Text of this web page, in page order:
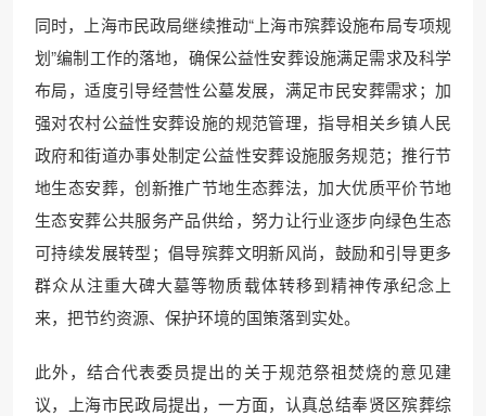
同时，上海市民政局继续推动“上海市殡葬设施布局专项规
划”编制工作的落地，确保公益性安葬设施满足需求及科学
布局，适度引导经营性公墓发展，满足市民安葬需求；加
强对农村公益性安葬设施的规范管理，指导相关乡镇人民
政府和街道办事处制定公益性安葬设施服务规范；推行节
地生态安葬，创新推广节地生态葬法，加大优质平价节地
生态安葬公共服务产品供给，努力让行业逐步向绿色生态
可持续发展转型；倡导殡葬文明新风尚，鼓励和引导更多
群众从注重大碑大墓等物质载体转移到精神传承纪念上
来，把节约资源、保护环境的国策落到实处。
此外，结合代表委员提出的关于规范祭祖焚烧的意见建
议，上海市民政局提出，一方面，认真总结奉贤区殡葬综